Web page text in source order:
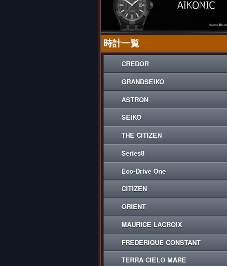
時計一覧
CREDOR
GRANDSEIKO
ASTRON
SEIKO
THE CITIZEN
Series8
Eco-Drive One
CITIZEN
ORIENT
MAURICE LACROIX
FREDERIQUE CONSTANT
TERRA CIELO MARE